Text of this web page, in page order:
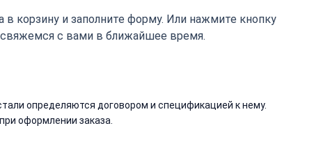
корзину и заполните форму. Или нажмите кнопку
с вами в ближайшее время.
определяются договором и спецификацией к нему.
оформлении заказа.